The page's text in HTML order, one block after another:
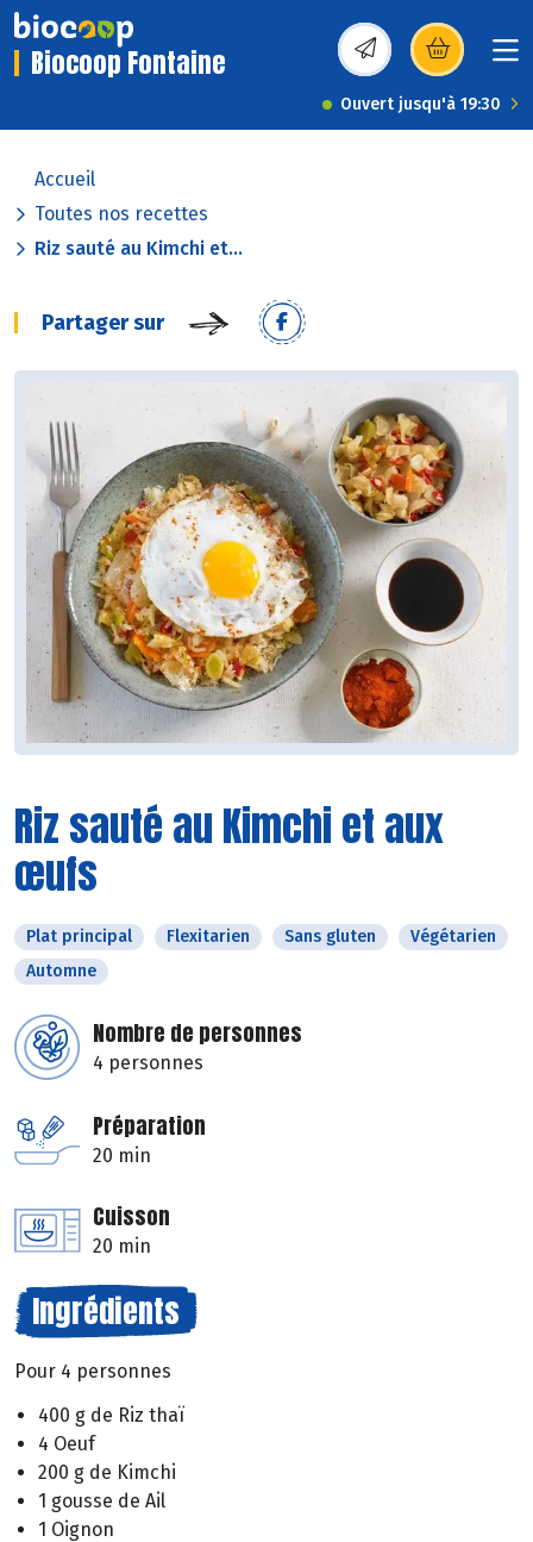
Biocoop Fontaine (s’ouvre dans une
Ouvert jusqu'à 19:30
Accueil
Toutes nos recettes
Riz sauté au Kimchi et...
Partager sur
Riz sauté au Kimchi et aux
œufs
Plat principal Flexitarien Sans gluten
Végétarien
Automne
Nombre de personnes
4 personnes
Préparation
20 min
Cuisson
20 min
Ingrédients
Pour 4 personnes
400 g de Riz thaï
4 Oeuf
200 g de Kimchi
1 gousse de Ail
1 Oignon